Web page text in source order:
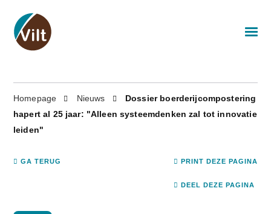
Homepage Nieuws
Dossier boerderijcompostering
hapert al 25 jaar: "Alleen systeemdenken zal tot innovatie
leiden"
GA TERUG PRINT DEZE PAGINA
DEEL DEZE PAGINA